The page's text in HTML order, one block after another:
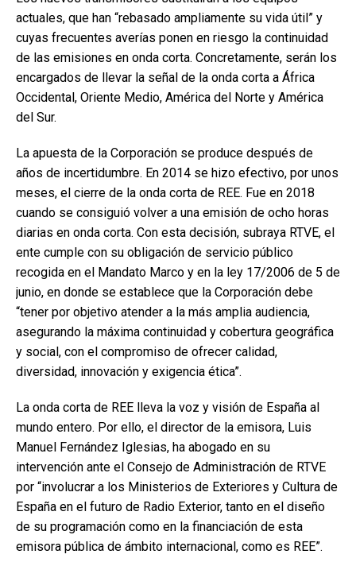
actuales, que han “rebasado ampliamente su vida útil” y
cuyas frecuentes averías ponen en riesgo la continuidad
de las emisiones en onda corta. Concretamente, serán los
encargados de llevar la señal de la onda corta a África
Occidental, Oriente Medio, América del Norte y América
del Sur.
La apuesta de la Corporación se produce después de
años de incertidumbre. En 2014 se hizo efectivo, por unos
meses, el cierre de la onda corta de REE. Fue en 2018
cuando se consiguió volver a una emisión de ocho horas
diarias en onda corta. Con esta decisión, subraya RTVE, el
ente cumple con su obligación de servicio público
recogida en el Mandato Marco y en la ley 17/2006 de 5 de
junio, en donde se establece que la Corporación debe
“tener por objetivo atender a la más amplia audiencia,
asegurando la máxima continuidad y cobertura geográfica
y social, con el compromiso de ofrecer calidad,
diversidad, innovación y exigencia ética”.
La onda corta de REE lleva la voz y visión de España al
mundo entero. Por ello, el director de la emisora, Luis
Manuel Fernández Iglesias, ha abogado en su
intervención ante el Consejo de Administración de RTVE
por “involucrar a los Ministerios de Exteriores y Cultura de
España en el futuro de Radio Exterior, tanto en el diseño
de su programación como en la financiación de esta
emisora pública de ámbito internacional, como es REE”.